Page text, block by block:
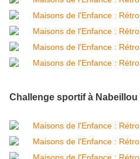
Challenge sportif à Nabeillou